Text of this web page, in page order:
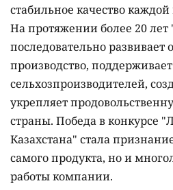
стабильное качество
На протяжении более 20
последовательно развивает
производство,
сельхозпроизводителей,
укрепляет
страны. Победа в конкурсе
Казахстана" стала
самого продукта, но и
работы компании.